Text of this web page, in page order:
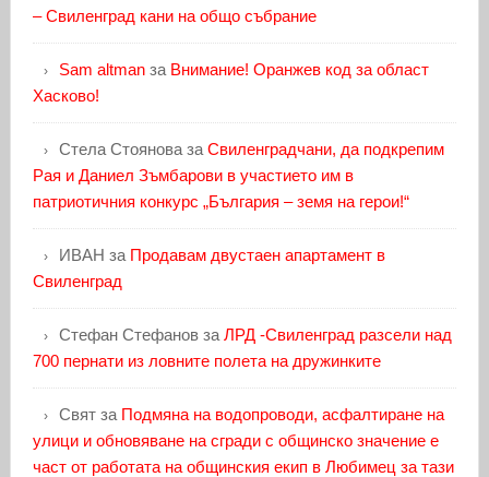
– Свиленград кани на общо събрание
Sam altmanза Внимание! Оранжев код за област
Хасково!
Стела Стояноваза Свиленградчани, да подкрепим
Рая и Даниел Зъмбарови в участието им в
патриотичния конкурс „България – земя на герои!“
ИВАН за Продавам двустаен апартамент в
Свиленград
Стефан Стефановза ЛРД -Свиленград разсели над
700 пернати из ловните полета на дружинките
Святза Подмяна на водопроводи, асфалтиране на
улици и обновяване на сгради с общинско значение е
част от работата на общинския екип в Любимец за тази